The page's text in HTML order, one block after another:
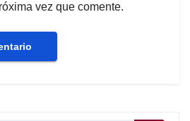
vez que comente.